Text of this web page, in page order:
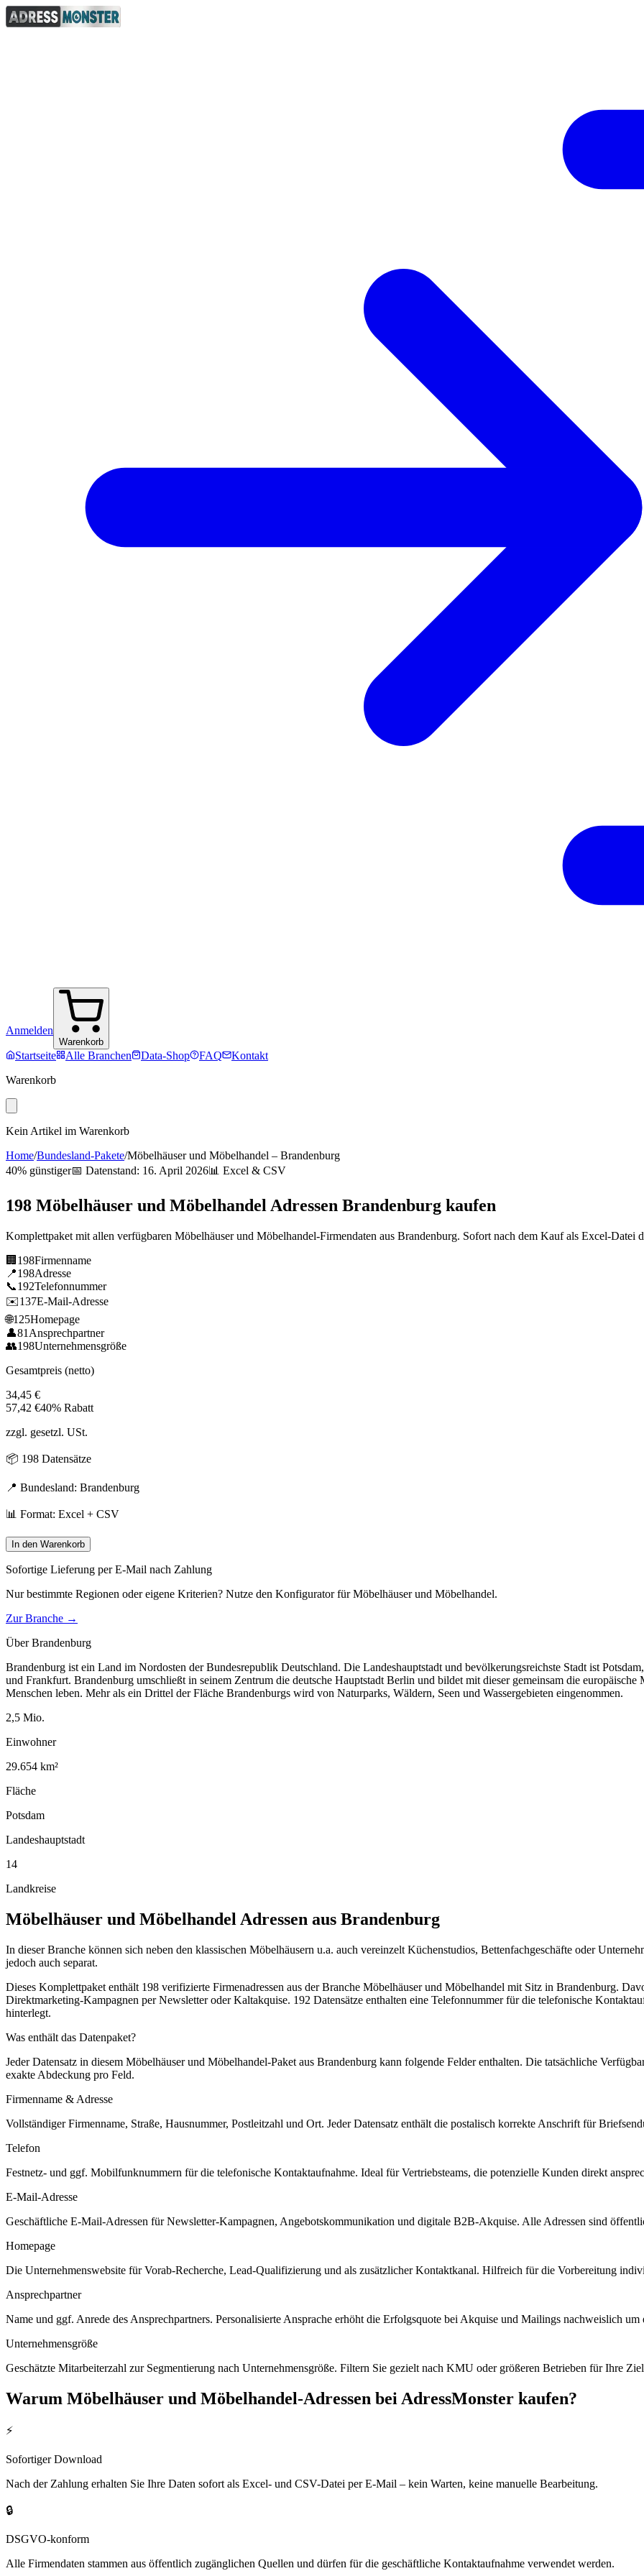
Anmelden
Warenkorb
Startseite Alle Branchen Data-Shop FAQ
Kontakt
Warenkorb
Kein Artikel im Warenkorb
Home/Bundesland-Pakete/Möbelhäuser und Möbelhandel – Brandenburg
40% günstiger📅 Datenstand: 16. April 2026📊 Excel & CSV
198 Möbelhäuser und Möbelhandel Adressen Brandenburg kaufen
Komplettpaket mit allen verfügbaren Möbelhäuser und Möbelhandel-Firmendaten aus Brandenburg. Sofort nach dem Kauf als Excel-Datei
🏢 198Firmenname
📍198Adresse
📞192Telefonnummer
✉️137E-Mail-Adresse
🌐125Homepage
👤81 Ansprechpartner
👥198Unternehmensgröße
Gesamtpreis (netto)
34,45 €
57,42 €40% Rabatt
zzgl. gesetzl. USt.
📦 198 Datensätze
📍 Bundesland: Brandenburg
📊 Format: Excel + CSV
In den Warenkorb
Sofortige Lieferung per E-Mail nach Zahlung
Nur bestimmte Regionen oder eigene Kriterien? Nutze den Konfigurator fürMöbelhäuser und Möbelhandel.
Zur Branche →
ÜberBrandenburg
Brandenburg ist ein Land im Nordosten der Bundesrepublik Deutschland. Die Landeshauptstadt und bevölkerungsreichste Stadt ist
und Frankfurt. Brandenburg umschließt in seinem Zentrum die deutsche Hauptstadt Berlin und bildet mit dieser gemeinsam die
Menschen leben. Mehr als ein Drittel der Fläche Brandenburgs wird von Naturparks, Wäldern, Seen und Wassergebieten eingenommen.
2,5 Mio.
Einwohner
29.654 km²
Fläche
Potsdam
Landeshauptstadt
14
Landkreise
Möbelhäuser und Möbelhandel Adressen aus Brandenburg
In dieser Branche können sich neben den klassischen Möbelhäusern u.a. auch vereinzelt Küchenstudios, Bettenfachgeschäfte oder
jedoch auch separat.
Dieses Komplettpaket enthält 198 verifizierte Firmenadressen aus der Branche Möbelhäuser und Möbelhandel mit Sitz in Brandenburg.
Direktmarketing-Kampagnen per Newsletter oder Kaltakquise. 192 Datensätze enthalten eine Telefonnummer für die telefonische
hinterlegt.
Was enthält das Datenpaket?
Jeder Datensatz in diesem Möbelhäuser und Möbelhandel-Paket aus Brandenburg kann folgende Felder enthalten. Die tatsächliche
exakte Abdeckung pro Feld.
Firmenname & Adresse
Vollständiger Firmenname, Straße, Hausnummer, Postleitzahl und Ort. Jeder Datensatz enthält die postalisch korrekte Anschrift für
Telefon
Festnetz- und ggf. Mobilfunknummern für die telefonische Kontaktaufnahme. Ideal für Vertriebsteams, die potenzielle Kunden direkt
E-Mail-Adresse
Geschäftliche E-Mail-Adressen für Newsletter-Kampagnen, Angebotskommunikation und digitale B2B-Akquise. Alle Adressen sind
Homepage
Die Unternehmenswebsite für Vorab-Recherche, Lead-Qualifizierung und als zusätzlicher Kontaktkanal. Hilfreich für die Vorbereitung
Ansprechpartner
Name und ggf. Anrede des Ansprechpartners. Personalisierte Ansprache erhöht die Erfolgsquote bei Akquise und Mailings nachweislich um
Unternehmensgröße
Geschätzte Mitarbeiterzahl zur Segmentierung nach Unternehmensgröße. Filtern Sie gezielt nach KMU oder größeren Betrieben für Ihre
Warum Möbelhäuser und Möbelhandel-Adressen bei AdressMonster kaufen?
⚡
Sofortiger Download
Nach der Zahlung erhalten Sie Ihre Daten sofort als Excel- und CSV-Datei per E-Mail – kein Warten, keine manuelle Bearbeitung.
🔒
DSGVO-konform
Alle Firmendaten stammen aus öffentlich zugänglichen Quellen und dürfen für die geschäftliche Kontaktaufnahme verwendet werden.